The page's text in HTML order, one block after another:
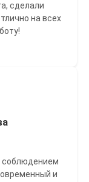
сделали
на всех
соблюдением
и